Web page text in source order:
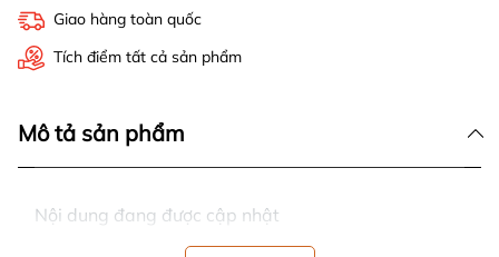
Giao hàng toàn quốc
Tích điểm tất cả sản phẩm
Mô tả sản phẩm
Nội dung đang được cập nhật